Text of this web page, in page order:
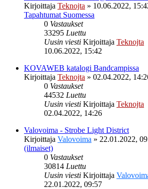
Kirjoittaja Teknojta » 10.06.2022,
Tapahtumat Suomessa
0 Vastaukset
33295 Luettu
Uusin viesti Kirjoittaja Teknojta
10.06.2022, 15:42
KOVAWEB katalogi Bandcampissa
Kirjoittaja Teknojta » 02.04.2022,
0 Vastaukset
44532 Luettu
Uusin viesti Kirjoittaja Teknojta
02.04.2022, 14:26
Valovoima - Strobe Light District
Kirjoittaja Valovoima » 22.01.2022,
(ilmaiset)
0 Vastaukset
30814 Luettu
Uusin viesti Kirjoittaja
22.01.2022, 09:57